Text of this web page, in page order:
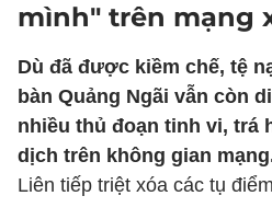
mình" trên mạng
Dù đã được kiềm chế, tệ
bàn Quảng Ngãi vẫn còn
nhiều thủ đoạn tinh vi, trá
dịch trên không gian
Liên tiếp triệt xóa các tụ